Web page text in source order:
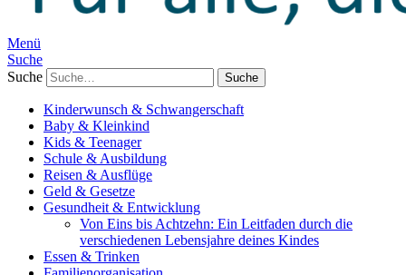
Menü
Suche
Suche
Kinderwunsch & Schwangerschaft
Baby & Kleinkind
Kids & Teenager
Schule & Ausbildung
Reisen & Ausflüge
Geld & Gesetze
Gesundheit & Entwicklung
Von Eins bis Achtzehn: Ein Leitfaden durch die
verschiedenen Lebensjahre deines Kindes
Essen & Trinken